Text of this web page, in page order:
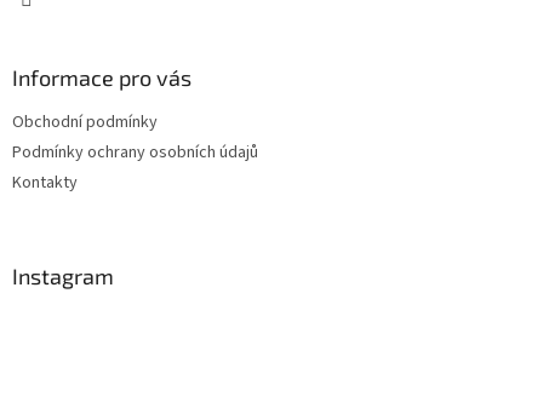
Informace pro vás
Obchodní podmínky
Podmínky ochrany osobních údajů
Kontakty
Instagram